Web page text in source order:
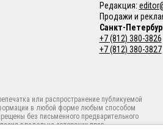
Редакция:
Продажи и
Санкт-
+7 (812) 380-3826
+7 (812) 380-3827
или распространение публикуемой
в любой форме любым способом
без письменного предварительного
владельца авторских прав.